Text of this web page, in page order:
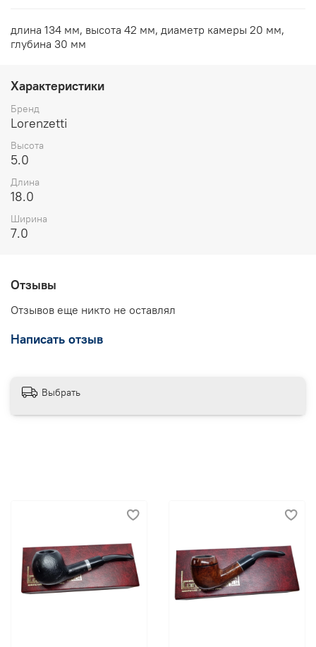
длина 134 мм, высота 42 мм, диаметр камеры 20 мм,
глубина 30 мм
Характеристики
Бренд
Lorenzetti
Высота
5.0
Длина
18.0
Ширина
7.0
Отзывы
Отзывов еще никто не оставлял
Написать отзыв
Выбрать